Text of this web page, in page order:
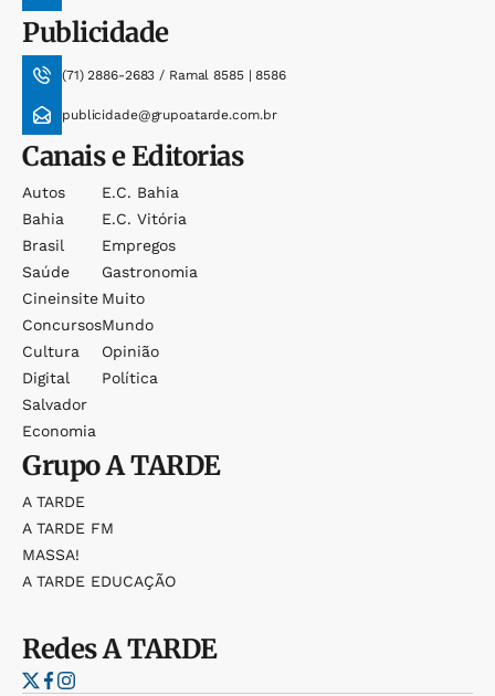
Publicidade
(71) 2886-2683 / Ramal 8585 | 8586
publicidade@grupoatarde.com.br
Canais e Editorias
Autos
Bahia
Brasil
Saúde
Cineinsite
Concursos
Cultura
Digital
Salvador
Economia
E.c. Bahia
E.c. Vitória
Empregos
Gastronomia
Muito
Mundo
Opinião
Política
GrupoA TARDE
A TARDE
A TARDE FM
MASSA!
A TARDE EDUCAÇÃO
RedesA TARDE